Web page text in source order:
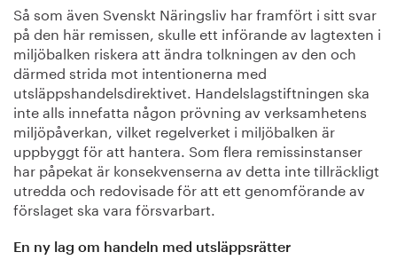
Så som även Svenskt Näringsliv har framfört i sitt svar
på den här remissen, skulle ett införande av lagtexten i
miljöbalken riskera att ändra tolkningen av den och
därmed strida mot intentionerna med
utsläppshandelsdirektivet. Handelslagstiftningen ska
inte alls innefatta någon prövning av verksamhetens
miljöpåverkan, vilket regelverket i miljöbalken är
uppbyggt för att hantera. Som flera remissinstanser
har påpekat är konsekvenserna av detta inte tillräckligt
utredda och redovisade för att ett genomförande av
förslaget ska vara försvarbart.
En ny lag om handeln med utsläppsrätter